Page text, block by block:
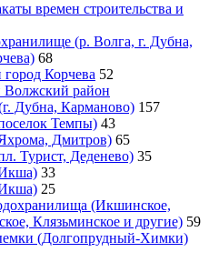
времен строительства и
(р. Волга, г. Дубна,
68
Корчева 52
район
Дубна, Карманово) 157
Темпы) 43
Дмитров) 65
Турист, Деденево) 35
33
25
(Икшинское,
Клязьминское и другие) 59
(Долгопрудный-Химки)